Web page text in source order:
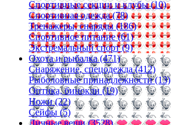
Спортивные секции и клубы (10)
Спортивная одежда (78)
Тренажеры, снаряды (186)
Спортивное питание (61)
Экстремальный спорт (9)
Охота и рыбалка (471)
Снаряжение, спецодежда (412)
Рыболовные принадлежности (13)
Оптика, бинокли (19)
Ножи (22)
Сейфы (5)
Личные вещи (3528)